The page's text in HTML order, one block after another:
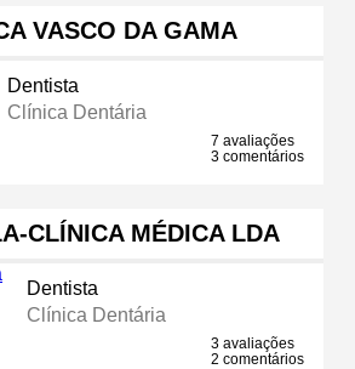
VASCO DA GAMA
Dentista
Clínica Dentária
7 avaliações
3 comentários
CLÍNICA MÉDICA LDA
Dentista
Clínica Dentária
3 avaliações
2 comentários